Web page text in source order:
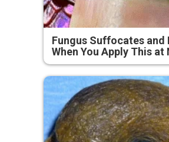
Fungus Suffocates and
When You Apply This at